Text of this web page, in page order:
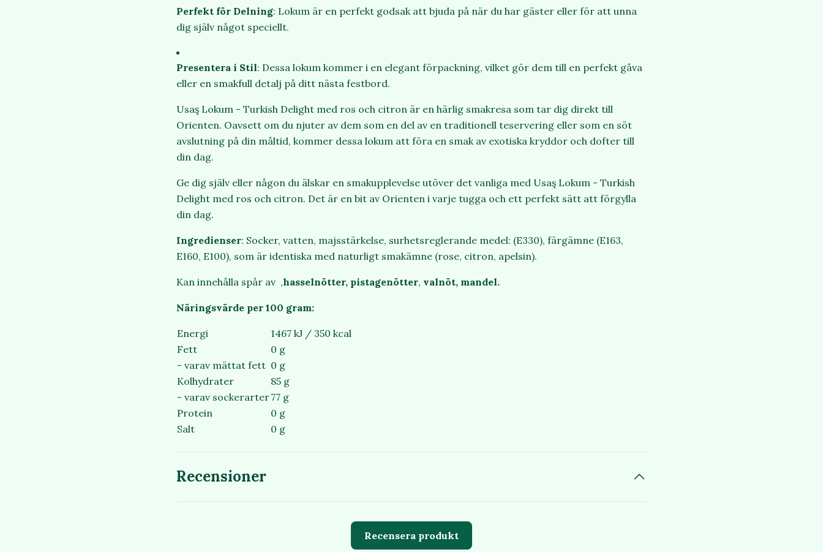
Perfekt för Delning: Lokum är en perfekt godsak att bjuda på när du har gäster eller för att unna
dig själv något speciellt.
Presentera i Stil: Dessa lokum kommer i en elegant förpackning, vilket gör dem till en perfekt gåva
eller en smakfull detalj på ditt nästa festbord.
Usaş Lokum - Turkish Delight med ros och citron är en härlig smakresa som tar dig direkt till
Orienten. Oavsett om du njuter av dem som en del av en traditionell teservering eller som en söt
avslutning på din måltid, kommer dessa lokum att föra en smak av exotiska kryddor och dofter till
din dag.
Ge dig själv eller någon du älskar en smakupplevelse utöver det vanliga med Usaş Lokum - Turkish
Delight med ros och citron. Det är en bit av Orienten i varje tugga och ett perfekt sätt att förgylla
din dag.
Ingredienser: Socker, vatten, majsstärkelse, surhetsreglerande medel: (E330), färgämne (E163,
E160, E100), som är identiska med naturligt smakämne (rose, citron, apelsin).
Kan innehålla spår av ,hasselnötter, pistagenötter, valnöt, mandel.
Näringsvärde per 100 gram:
Energi
1467 kJ / 350 kcal
Fett
0 g
- varav mättat fett 0 g
Kolhydrater
85 g
- varav sockerarter77 g
Protein
0 g
Salt
0 g
Recensioner
Recensera produkt